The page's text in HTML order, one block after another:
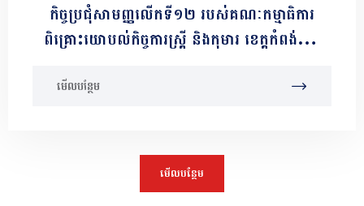
កិច្ចប្រជុំសាមញ្ញលើកទី១២ របស់គណៈកម្មាធិការ
ពិគ្រោះយោបល់កិច្ចការស្ត្រី និងកុមារ ខេត្តកំពង់ចាម
មើលបន្ថែម
មើលបន្ថែម